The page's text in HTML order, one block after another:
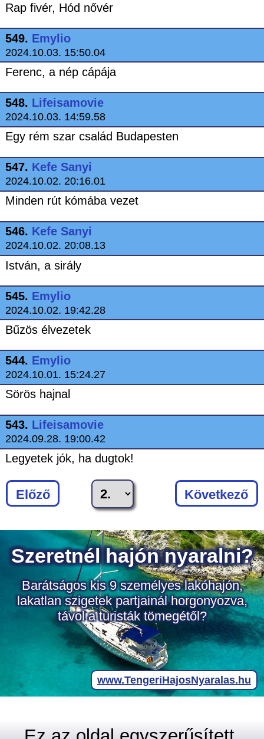
Rap fivér, Hód nővér
549. Emylio
2024.10.03. 15:50.04
Ferenc, a nép cápája
548. Lifeisamovie
2024.10.03. 14:59.58
Egy rém szar család Budapesten
547. Kefe Sanyi
2024.10.02. 20:16.01
Minden rút kómába vezet
546. Kefe Sanyi
2024.10.02. 20:08.13
István, a sirály
545. Emylio
2024.10.02. 19:42.28
Bűzös élvezetek
544. Emylio
2024.10.01. 15:24.27
Sörös hajnal
543. Lifeisamovie
2024.09.28. 19:00.42
Legyetek jók, ha dugtok!
Előző Következő